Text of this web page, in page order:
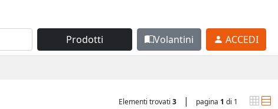
Prodotti Volantini ACCEDI
Elementi trovati 3 | pagina 1 di 1